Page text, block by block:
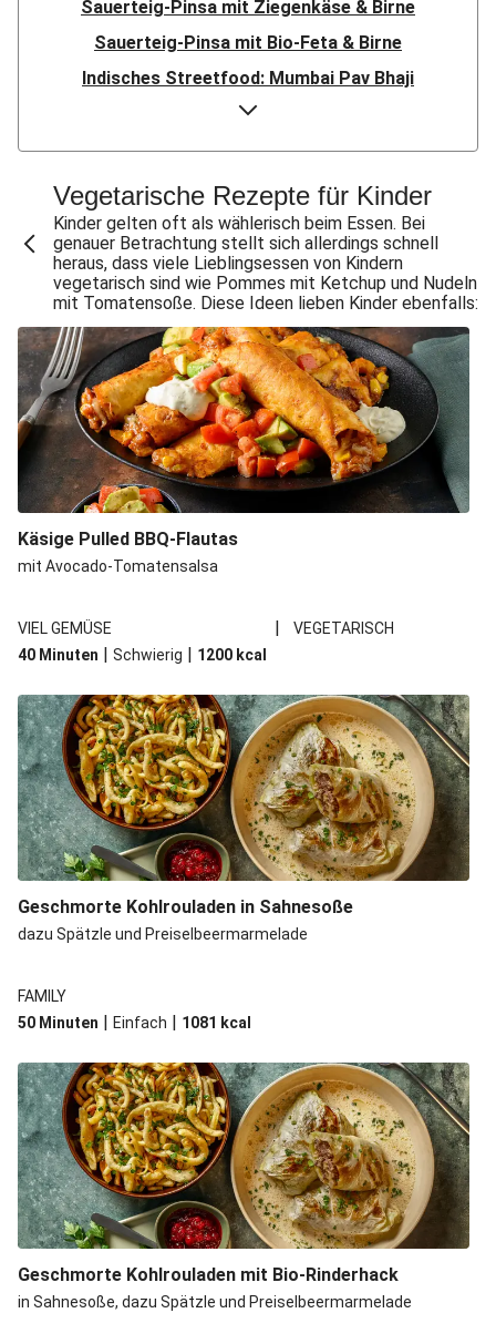
Sauerteig-Pinsa mit Ziegenkäse & Birne
Sauerteig-Pinsa mit Bio-Feta & Birne
Indisches Streetfood: Mumbai Pav Bhaji
Flauipauis Zucchini-Puffer mit Hexkräutern
Nord-Indischer Palak Paneer in spicy Spinatcurry
Bowl & doppelt veganen Sweet-Chili-Filetstücken
Doppelte vegane Beyond Meat Frikadelle
Buttrige Filetstücke mit Kormapaste
Spinat-Brezenknödel mit Rahmschwammerln
Perlencouscous-Minestrone mit Kichererbsen
Chana Masala mit Kichererbsen und Babyspinat
Scharfe Linsensuppe mit Bio-Feta und veganen
Filetstücken
Scharfe Marokkanische Linsensuppe mit Bio-Feta
Vegane Beyond Meat Frikadelle mit Zwiebelsoße
Spätzle in Camembert-Creme-Soße
Bio-Halloumi auf Bohnenstampf
Marokkanischer Kichererbsen-Eintopf mit extra Bio-
Feta
Marokkanischer Kichererbsen-Gemüseeintopf
Vegetarische Rezepte für Kinder
Kinder gelten oft als wählerisch beim Essen. Bei
genauer Betrachtung stellt sich allerdings schnell
heraus, dass viele Lieblingsessen von Kindern
vegetarisch sind wie Pommes mit Ketchup und Nudeln
mit Tomatensoße. Diese Ideen lieben Kinder ebenfalls:
Käsige Pulled BBQ-Flautas
mit Avocado-Tomatensalsa
VIEL GEMÜSE |
VEGETARISCH
40 Minuten | Schwierig | 1200 kcal
Geschmorte Kohlrouladen in Sahnesoße
dazu Spätzle und Preiselbeermarmelade
FAMILY
50 Minuten | Einfach | 1081 kcal
Geschmorte Kohlrouladen mit Bio-Rinderhack
in Sahnesoße, dazu Spätzle und Preiselbeermarmelade